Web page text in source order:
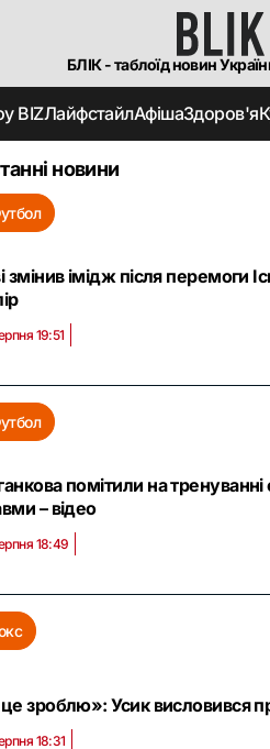
БЛІК - таблоїд новин
BIZЛайфстайлАфішаЗдоров'я
новини
змінив імідж після перемоги
19:51
помітили на тренуванні
– відео
18:49
зроблю»: Усик висловився
18:31